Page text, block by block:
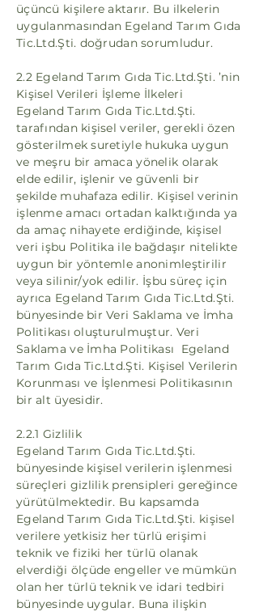
üçüncü kişilere aktarır. Bu ilkelerin
uygulanmasından Egeland Tarım Gıda
Tic.Ltd.Şti. doğrudan sorumludur.
2.2 Egeland Tarım Gıda Tic.Ltd.Şti. ’nin
Kişisel Verileri İşleme İlkeleri
Egeland Tarım Gıda Tic.Ltd.Şti.
tarafından kişisel veriler, gerekli özen
gösterilmek suretiyle hukuka uygun
ve meşru bir amaca yönelik olarak
elde edilir, işlenir ve güvenli bir
şekilde muhafaza edilir. Kişisel verinin
işlenme amacı ortadan kalktığında ya
da amaç nihayete erdiğinde, kişisel
veri işbu Politika ile bağdaşır nitelikte
uygun bir yöntemle anonimleştirilir
veya silinir/yok edilir. İşbu süreç için
ayrıca Egeland Tarım Gıda Tic.Ltd.Şti.
bünyesinde bir Veri Saklama ve İmha
Politikası oluşturulmuştur. Veri
Saklama ve İmha Politikası Egeland
Tarım Gıda Tic.Ltd.Şti. Kişisel Verilerin
Korunması ve İşlenmesi Politikasının
bir alt üyesidir.
2.2.1 Gizlilik
Egeland Tarım Gıda Tic.Ltd.Şti.
bünyesinde kişisel verilerin işlenmesi
süreçleri gizlilik prensipleri gereğince
yürütülmektedir. Bu kapsamda
Egeland Tarım Gıda Tic.Ltd.Şti. kişisel
verilere yetkisiz her türlü erişimi
teknik ve fiziki her türlü olanak
elverdiği ölçüde engeller ve mümkün
olan her türlü teknik ve idari tedbiri
bünyesinde uygular. Buna ilişkin